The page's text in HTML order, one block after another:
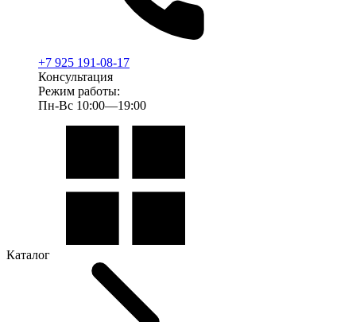
+7 925 191-08-17
Консультация
Режим работы:
Пн-Вс 10:00—19:00
Каталог